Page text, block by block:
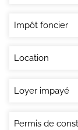
Impôt foncier
Location
Loyer impayé
Permis de